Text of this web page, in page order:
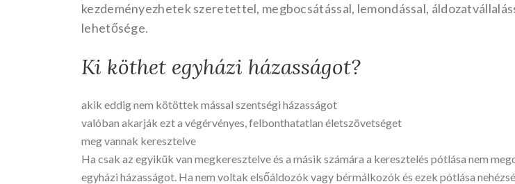
kezdeményezhetek szeretettel, megbocsátással, lemondással,
lehetősége.
Ki köthet egyházi házasságot?
akik eddig nem kötöttek mással szentségi házasságot
valóban akarják ezt a végérvényes, felbonthatatlan életszövetséget
meg vannak keresztelve
Ha csak az egyikük van megkeresztelve és a másik számára a keresztelés pótlása nem
egyházi házasságot. Ha nem voltak elsőáldozók vagy bérmálkozók és ezek pótlása